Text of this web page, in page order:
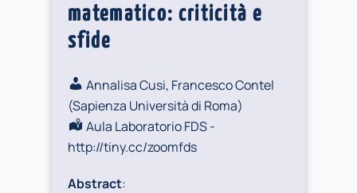
matematico: criticità e
sfide
Annalisa Cusi, Francesco Contel
(Sapienza Università di Roma)
Aula Laboratorio FDS -
http://tiny.cc/zoomfds
Abstract: